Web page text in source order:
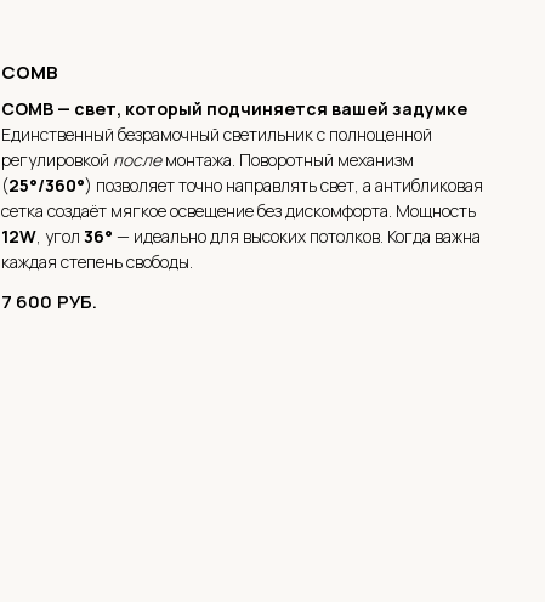
COMB
COMB — свет, который подчиняется вашей задумке
Единственный безрамочный светильник с полноценной
регулировкой послемонтажа. Поворотный механизм
(25°/360°) позволяет точно направлять свет, а антибликовая
сетка создаёт мягкое освещение без дискомфорта. Мощность
12W, угол 36° — идеально для высоких потолков. Когда важна
каждая степень свободы.
7 600 РУБ.